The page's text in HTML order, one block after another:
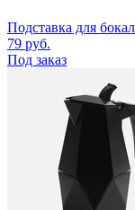
Подставка для
79 руб.
Под заказ